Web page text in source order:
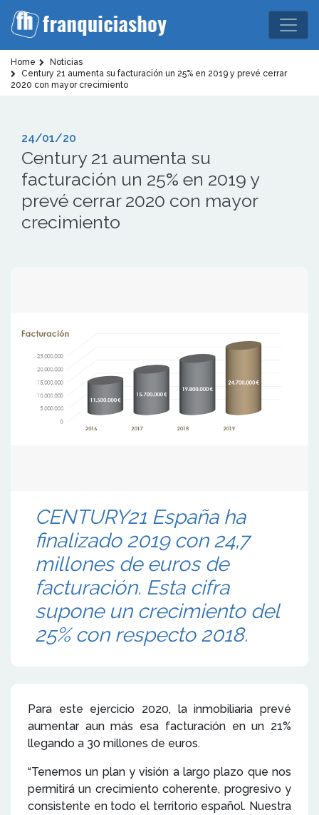
Home
Noticias
Century 21 aumenta su facturación un 25% en 2019 y prevé cerrar
2020 con mayor crecimiento
24/01/20
Century 21 aumenta su
facturación un 25% en 2019 y
prevé cerrar 2020 con mayor
crecimiento
CENTURY21 España ha
finalizado 2019 con 24,7
millones de euros de
facturación. Esta cifra
supone un crecimiento del
25% con respecto 2018.
Para este ejercicio 2020, la inmobiliaria prevé
aumentar aun más esa facturación en un 21%
llegando a 30 millones de euros.
“Tenemos un plan y visión a largo plazo que nos
permitirá un crecimiento coherente, progresivo y
consistente en todo el territorio español. Nuestra